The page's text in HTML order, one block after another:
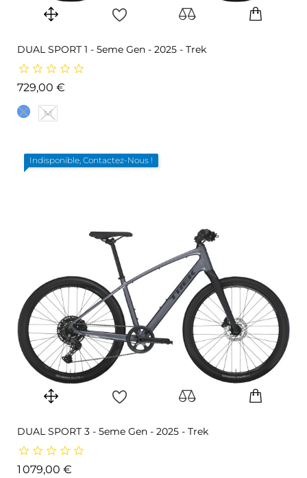
DUAL SPORT 1 - 5eme Gen - 2025 - Trek
729,00 €
M
Indisponible, Contactez-Nous !
DUAL SPORT 3 - 5eme Gen - 2025 - Trek
1 079,00 €